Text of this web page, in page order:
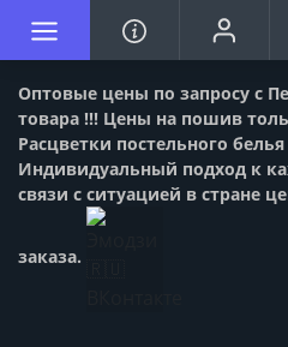
Оптовые цены по запросу с
товара !!! Цены на пошив
Расцветки постельного
Индивидуальный подход к
связи с ситуацией в стране
заказа.